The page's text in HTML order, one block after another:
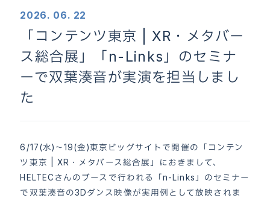
2026. 06. 22
「コンテンツ東京 | XR・メタバー
ス総合展」「n-Links」のセミナ
ーで双葉湊音が実演を担当しまし
た
6/17(水)〜19(金)東京ビッグサイトで開催の「コンテン
ツ東京 | XR・メタバース総合展」におきまして、
HELTECさんのブースで行われる「n-Links」のセミナー
で双葉湊音の3Dダンス映像が実用例として放映されま